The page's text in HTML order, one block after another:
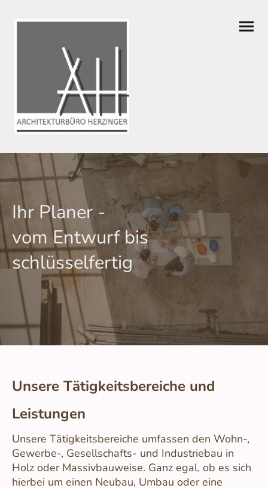
Ihr Planer -
vom Entwurf bis
schlüsselfertig
Unsere Tätigkeitsbereiche und
Leistungen
Unsere Tätigkeitsbereiche umfassen den Wohn-,
Gewerbe-, Gesellschafts- und Industriebau in
Holz oder Massivbauweise. Ganz egal, ob es sich
hierbei um einen Neubau, Umbau oder eine